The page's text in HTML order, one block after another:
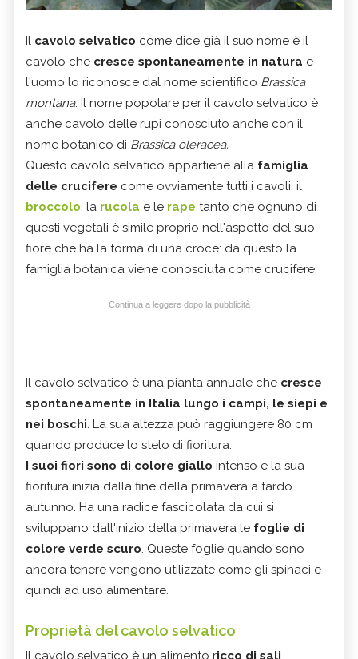
Il cavolo selvatico come dice già il suo nome è il
cavolo che cresce spontaneamente in natura e
l'uomo lo riconosce dal nome scientifico Brassica
montana. Il nome popolare per il cavolo selvatico è
anche cavolo delle rupi conosciuto anche con il
nome botanico di Brassica oleracea.
Questo cavolo selvatico appartiene alla famiglia
delle crucifere come ovviamente tutti i cavoli, il
broccolo, la rucola e le rape tanto che ognuno di
questi vegetali è simile proprio nell'aspetto del suo
fiore che ha la forma di una croce: da questo la
famiglia botanica viene conosciuta come crucifere.
Continua a leggere dopo la pubblicità
Il cavolo selvatico è una pianta annuale che cresce
spontaneamente in Italia lungo i campi, le siepi e
nei boschi. La sua altezza può raggiungere 80 cm
quando produce lo stelo di fioritura.
I suoi fiori sono di colore giallo intenso e la sua
fioritura inizia dalla fine della primavera a tardo
autunno. Ha una radice fascicolata da cui si
sviluppano dall'inizio della primavera le foglie di
colore verde scuro. Queste foglie quando sono
ancora tenere vengono utilizzate come gli spinaci e
quindi ad uso alimentare.
Proprietà del cavolo selvatico
Il cavolo selvatico è un alimento ricco di sali